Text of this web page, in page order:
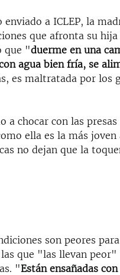
a ICLEP, la
que afronta su hija
que "duerme en una
agua bien fría, se
es maltratada por los
a chocar con las presas
ella es la más joven
no dejan que la
son peores
que "las llevan peor"
"Están ensañadas